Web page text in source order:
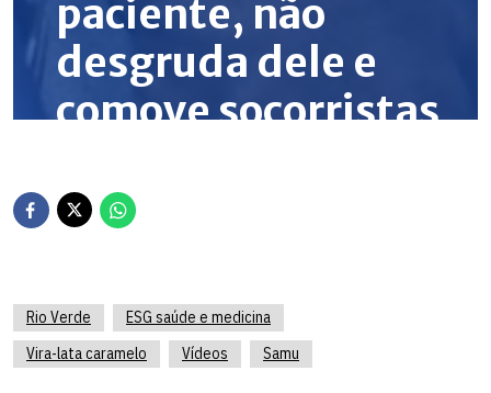
Rio Verde
ESG saúde e medicina
Vira-lata caramelo
Vídeos Samu